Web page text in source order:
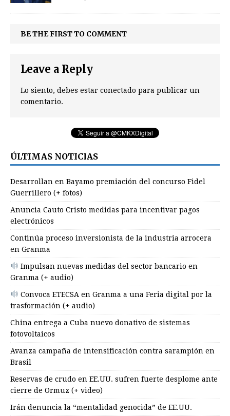
BE THE FIRST TO COMMENT
Leave a Reply
Lo siento, debes estar conectado para publicar un
comentario.
ÚLTIMAS NOTICIAS
Desarrollan en Bayamo premiación del concurso Fidel
Guerrillero (+ fotos)
Anuncia Cauto Cristo medidas para incentivar pagos
electrónicos
Continúa proceso inversionista de la industria arrocera
en Granma
Impulsan nuevas medidas del sector bancario en
Granma (+ audio)
Convoca ETECSA en Granma a una Feria digital por la
trasformación (+ audio)
China entrega a Cuba nuevo donativo de sistemas
fotovoltaicos
Avanza campaña de intensificación contra sarampión en
Brasil
Reservas de crudo en EE.UU. sufren fuerte desplome ante
cierre de Ormuz (+ video)
Irán denuncia la “mentalidad genocida” de EE.UU.